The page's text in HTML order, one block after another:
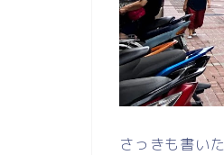
さっきも書い